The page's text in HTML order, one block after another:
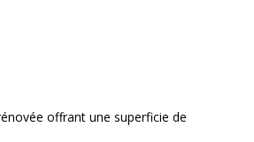
offrant une superficie de